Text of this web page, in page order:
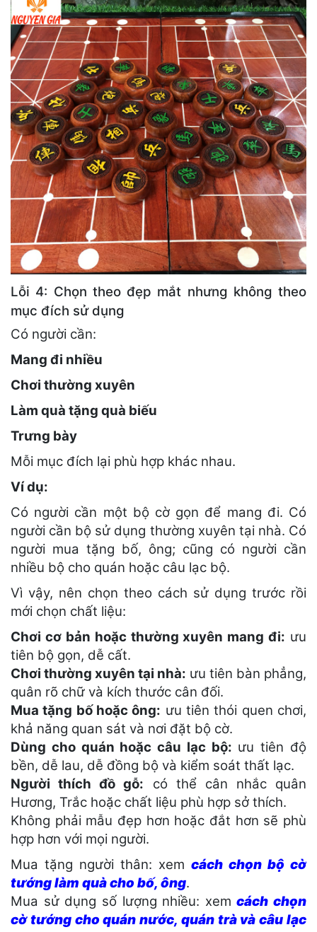
Lỗi 4: Chọn theo đẹp mắt nhưng không theo
mục đích sử dụng
Có người cần:
Mang đi nhiều
Chơi thường xuyên
Làm quà tặng quà biếu
Trưng bày
Mỗi mục đích lại phù hợp khác nhau.
Ví dụ:
Có người cần một bộ cờ gọn để mang đi. Có
người cần bộ sử dụng thường xuyên tại nhà. Có
người mua tặng bố, ông; cũng có người cần
nhiều bộ cho quán hoặc câu lạc bộ.
Vì vậy, nên chọn theo cách sử dụng trước rồi
mới chọn chất liệu:
Chơi cơ bản hoặc thường xuyên mang đi: ưu
tiên bộ gọn, dễ cất.
Chơi thường xuyên tại nhà: ưu tiên bàn phẳng,
quân rõ chữ và kích thước cân đối.
Mua tặng bố hoặc ông: ưu tiên thói quen chơi,
khả năng quan sát và nơi đặt bộ cờ.
Dùng cho quán hoặc câu lạc bộ: ưu tiên độ
bền, dễ lau, dễ đồng bộ và kiểm soát thất lạc.
Người thích đồ gỗ: có thể cân nhắc quân
Hương, Trắc hoặc chất liệu phù hợp sở thích.
Không phải mẫu đẹp hơn hoặc đắt hơn sẽ phù
hợp hơn với mọi người.
Mua tặng người thân: xem cách chọn bộ cờ
tướng làm quà cho bố, ông.
Mua sử dụng số lượng nhiều: xemcách chọn
cờ tướng cho quán nước, quán trà và câu lạc